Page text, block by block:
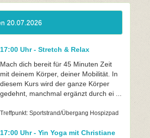
20.07.2026
17:00 Uhr - Stretch & Relax
Mach dich bereit für 45 Minuten Zeit
mit deinem Körper, deiner Mobilität. In
diesem Kurs wird der ganze Körper
gedehnt, manchmal ergänzt durch ei ...
Treffpunkt: Sportstrand/Übergang Hospizpad
17:00 Uhr - Yin Yoga mit Christiane